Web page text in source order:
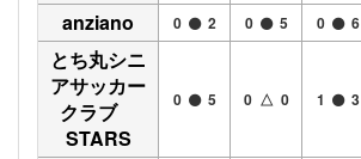
anziano 0 2 0 5 0 6
とち丸シニ
アサッカー
クラブ
STARS
0 5 0 △ 0 1 3